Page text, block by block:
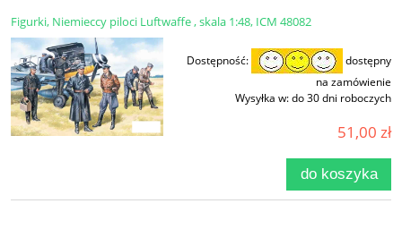
Figurki, Niemieccy piloci Luftwaffe , skala 1:48, ICM 48082
Dostępność:
dostępny
na zamówienie
Wysyłka w:do 30 dni roboczych
51,00 zł
do koszyka